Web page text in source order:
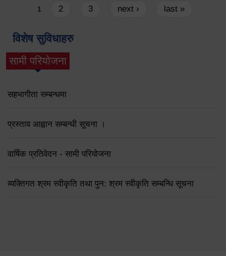
Pages
1 2 3 next › last »
विशेष सुविधाहरु
सामी परियोजना
(active tab)
सहभागीता सम्बन्धमा
प्रस्ताव आह्वान सम्बन्धी सूचना ।
वार्षिक प्रतिवेदन - सामी परियोजना
व्यक्तिगत श्रम स्वीकृति तथा पुन: श्रम स्वीकृति सम्बन्धि सूचना